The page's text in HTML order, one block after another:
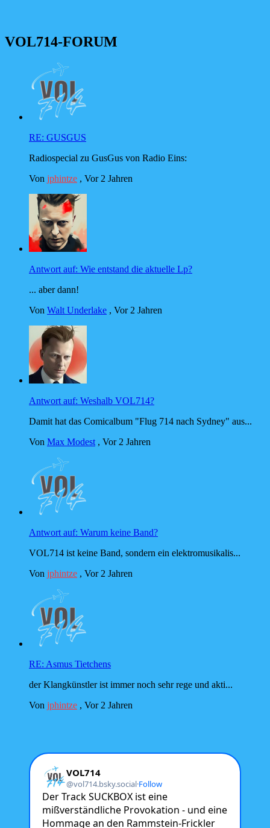
VOL714-FORUM
RE: GUSGUS
Radiospecial zu GusGus von Radio Eins:
Von jphintze , Vor 2 Jahren
Antwort auf: Wie entstand die aktuelle Lp?
... aber dann!
Von Walt Underlake , Vor 2 Jahren
Antwort auf: Weshalb VOL714?
Damit hat das Comicalbum "Flug 714 nach Sydney" aus...
Von Max Modest , Vor 2 Jahren
Antwort auf: Warum keine Band?
VOL714 ist keine Band, sondern ein elektromusikalis...
Von jphintze , Vor 2 Jahren
RE: Asmus Tietchens
der Klangkünstler ist immer noch sehr rege und akti...
Von jphintze , Vor 2 Jahren